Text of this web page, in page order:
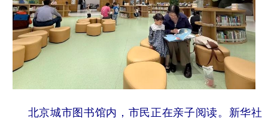
北京城市图书馆内，市民正在亲子阅读。新华社